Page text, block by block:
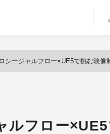
シージャルフロー×UE5で挑む映像
ルフロー